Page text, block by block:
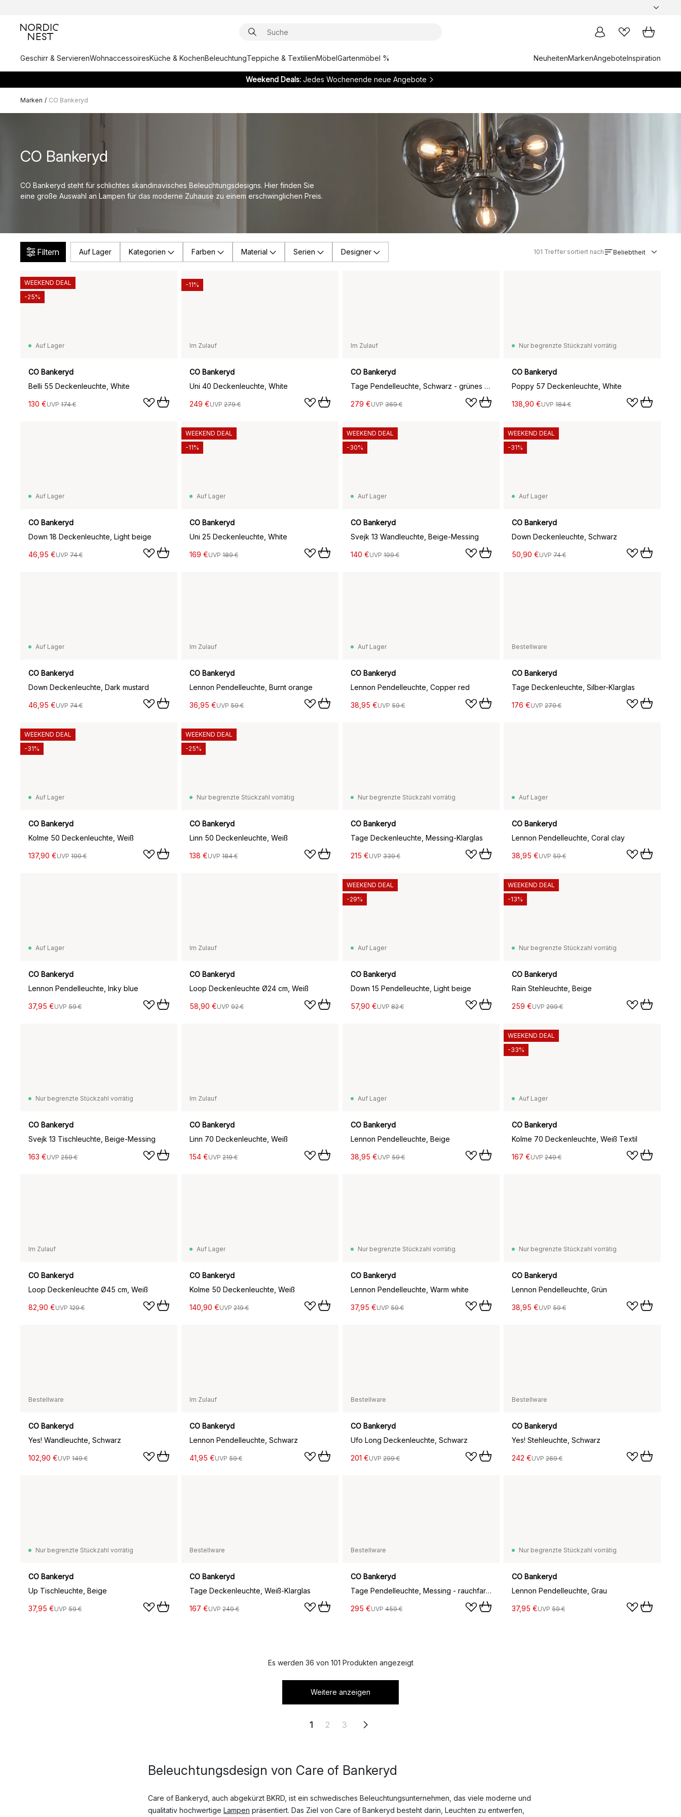
Geschirr & ServierenWohnaccessoiresKüche & KochenBeleuchtungTeppiche & TextilienMöbelGartenmöbel % NeuheitenMarkenAngeboteInspiration
Weekend Deals:Jedes Wochenende neue Angebote
Marken / CO Bankeryd
CO Bankeryd
CO Bankeryd steht für schlichtes skandinavisches Beleuchtungsdesigns. Hier finden Sie
eine große Auswahl an Lampen für das moderne Zuhause zu einem erschwinglichen Preis.
Filtern Auf Lager Kategorien Farben Material Serien Designer 101 Treffer sortiert nach Beliebtheit
Auf Lager
CO Bankeryd
Belli 55 Deckenleuchte, White
130 €UVP 174 €
WEEKEND DEAL
-25%
Im Zulauf
CO Bankeryd
Uni 40 Deckenleuchte, White
249 €UVP 279 €
-11%
Im Zulauf
CO Bankeryd
Tage Pendelleuchte, Schwarz - grünes Glas
279 €UVP 369 €
Nur begrenzte Stückzahl vorrätig
CO Bankeryd
Poppy 57 Deckenleuchte, White
138,90 €UVP 184 €
Auf Lager
CO Bankeryd
Down 18 Deckenleuchte, Light beige
46,95 €UVP 74 €
Auf Lager
CO Bankeryd
Uni 25 Deckenleuchte, White
169 €UVP 189 €
WEEKEND DEAL
-11%
Auf Lager
CO Bankeryd
Svejk 13 Wandleuchte, Beige-Messing
140 €UVP 199 €
WEEKEND DEAL
-30%
Auf Lager
CO Bankeryd
Down Deckenleuchte, Schwarz
50,90 €UVP 74 €
WEEKEND DEAL
-31%
Auf Lager
CO Bankeryd
Down Deckenleuchte, Dark mustard
46,95 €UVP 74 €
Im Zulauf
CO Bankeryd
Lennon Pendelleuchte, Burnt orange
36,95 €UVP 59 €
Auf Lager
CO Bankeryd
Lennon Pendelleuchte, Copper red
38,95 €UVP 59 €
Bestellware
CO Bankeryd
Tage Deckenleuchte, Silber-Klarglas
176 €UVP 279 €
Auf Lager
CO Bankeryd
Kolme 50 Deckenleuchte, Weiß
137,90 €UVP 199 €
WEEKEND DEAL
-31%
Nur begrenzte Stückzahl vorrätig
CO Bankeryd
Linn 50 Deckenleuchte, Weiß
138 €UVP 184 €
WEEKEND DEAL
-25%
Nur begrenzte Stückzahl vorrätig
CO Bankeryd
Tage Deckenleuchte, Messing-Klarglas
215 €UVP 339 €
Auf Lager
CO Bankeryd
Lennon Pendelleuchte, Coral clay
38,95 €UVP 59 €
Auf Lager
CO Bankeryd
Lennon Pendelleuchte, Inky blue
37,95 €UVP 59 €
Im Zulauf
CO Bankeryd
Loop Deckenleuchte Ø24 cm, Weiß
58,90 €UVP 92 €
Auf Lager
CO Bankeryd
Down 15 Pendelleuchte, Light beige
57,90 €UVP 82 €
WEEKEND DEAL
-29%
Nur begrenzte Stückzahl vorrätig
CO Bankeryd
Rain Stehleuchte, Beige
259 €UVP 299 €
WEEKEND DEAL
-13%
Nur begrenzte Stückzahl vorrätig
CO Bankeryd
Svejk 13 Tischleuchte, Beige-Messing
163 €UVP 259 €
Im Zulauf
CO Bankeryd
Linn 70 Deckenleuchte, Weiß
154 €UVP 219 €
Auf Lager
CO Bankeryd
Lennon Pendelleuchte, Beige
38,95 €UVP 59 €
Auf Lager
CO Bankeryd
Kolme 70 Deckenleuchte, Weiß Textil
167 €UVP 249 €
WEEKEND DEAL
-33%
Im Zulauf
CO Bankeryd
Loop Deckenleuchte Ø45 cm, Weiß
82,90 €UVP 129 €
Auf Lager
CO Bankeryd
Kolme 50 Deckenleuchte, Weiß
140,90 €UVP 219 €
Nur begrenzte Stückzahl vorrätig
CO Bankeryd
Lennon Pendelleuchte, Warm white
37,95 €UVP 59 €
Nur begrenzte Stückzahl vorrätig
CO Bankeryd
Lennon Pendelleuchte, Grün
38,95 €UVP 59 €
Bestellware
CO Bankeryd
Yes! Wandleuchte, Schwarz
102,90 €UVP 149 €
Im Zulauf
CO Bankeryd
Lennon Pendelleuchte, Schwarz
41,95 €UVP 59 €
Bestellware
CO Bankeryd
Ufo Long Deckenleuchte, Schwarz
201 €UVP 299 €
Bestellware
CO Bankeryd
Yes! Stehleuchte, Schwarz
242 €UVP 269 €
Nur begrenzte Stückzahl vorrätig
CO Bankeryd
Up Tischleuchte, Beige
37,95 €UVP 59 €
Bestellware
CO Bankeryd
Tage Deckenleuchte, Weiß-Klarglas
167 €UVP 249 €
Bestellware
CO Bankeryd
Tage Pendelleuchte, Messing - rauchfarbendes Glas
295 €UVP 459 €
Nur begrenzte Stückzahl vorrätig
CO Bankeryd
Lennon Pendelleuchte, Grau
37,95 €UVP 59 €
Es werden 36 von 101 Produkten angezeigt
Weitere anzeigen
1 2 3
Beleuchtungsdesign von Care of Bankeryd
Care of Bankeryd, auch abgekürzt BKRD, ist ein schwedisches Beleuchtungsunternehmen, das viele moderne und
qualitativ hochwertige Lampen präsentiert. Das Ziel von Care of Bankeryd besteht darin, Leuchten zu entwerfen,